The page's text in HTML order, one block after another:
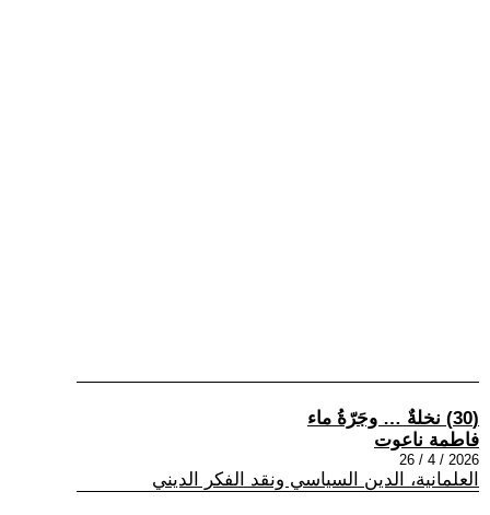
(30) نخلةٌ … وجَرّةُ ماء
فاطمة ناعوت
2026 / 4 / 26
العلمانية، الدين السياسي ونقد الفكر الديني